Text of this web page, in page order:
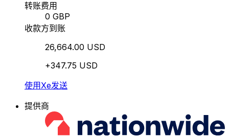
转账费用
0 GBP
收款方到账
26,664.00 USD
+347.75 USD
使用Xe发送
提供商